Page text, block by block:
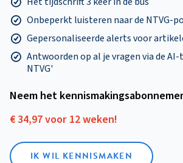
Onbeperkt luisteren naar de NTVG-
Gepersonaliseerde alerts voor
Antwoorden op al je vragen via de
NTVG'
Neem het
€ 34,97 voor 12 weken!
IK WIL KENNISMAKEN